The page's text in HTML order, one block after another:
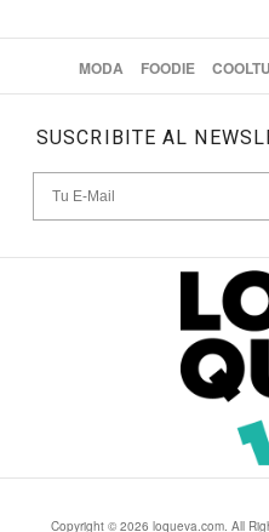
MODA FOODIE
SUSCRIBITE AL
Copyright © 2026 loqueva.com. All